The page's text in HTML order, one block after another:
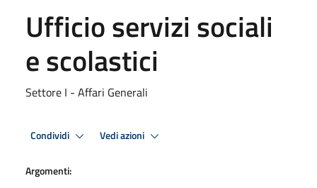
Ufficio servizi sociali
e scolastici
Settore I - Affari Generali
Condividi Vedi azioni
Argomenti: